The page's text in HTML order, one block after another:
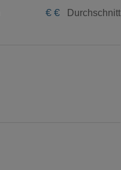
€ € Durchschnitt